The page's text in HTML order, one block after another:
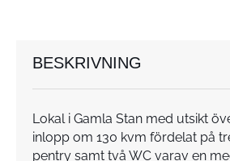
BESKRIVNING
Lokal i Gamla Stan med utsikt
inlopp om 130 kvm fördelat på
pentry samt två WC varav en